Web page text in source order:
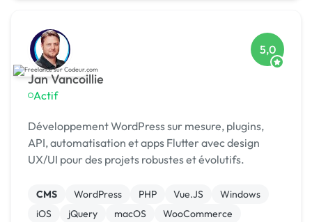
Jan Vancoillie
Actif
5,0
Développement WordPress sur mesure, plugins,
API, automatisation et apps Flutter avec design
UX/UI pour des projets robustes et évolutifs.
CMS WordPress PHP Vue.JS
Windows
iOS
jQuery macOS
WooCommerce